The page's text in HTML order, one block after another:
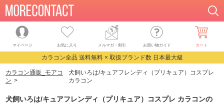
マイページ お気に入り メルマガ・割引 お買い物ガイド カート
カラコン全品 送料無料 × 取扱ブランド数 日本最大級
カラコン通販_モアコ
ン
犬飼いろは/キュアフレンディ（プリキュア）コスプレ
カラコン
犬飼いろは/キュアフレンディ（プリキュア）コスプレ カラコンの